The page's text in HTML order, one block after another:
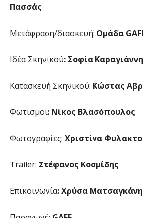
Πασσάς
Μετάφραση/διασκευή: Ομάδα
Ιδέα Σκηνικού: Σοφία Καραγιάννη
Κατασκευή Σκηνικού: Κώστας
Φωτισμοί: Νίκος Βλασόπουλος
Φωτογραφίες: Χριστίνα
Trailer: Στέφανος Κοσμίδης
Επικοινωνία: Χρύσα Ματσαγκάνη